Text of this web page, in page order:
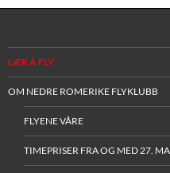
LÆR Å FLY
OM NEDRE ROMERIKE FLYKLUBB
FLYENE VÅRE
TIMEPRISER FRA OG MED 27.